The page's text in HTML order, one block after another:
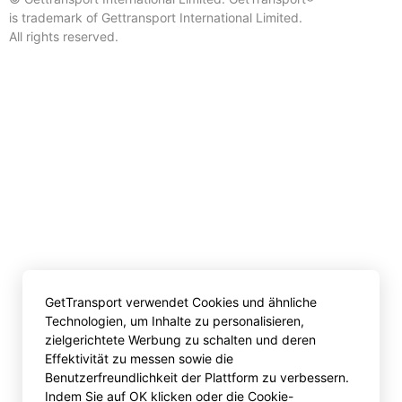
is trademark of Gettransport International Limited.
All rights reserved.
GetTransport verwendet Cookies und ähnliche
Technologien, um Inhalte zu personalisieren,
zielgerichtete Werbung zu schalten und deren
Effektivität zu messen sowie die
Benutzerfreundlichkeit der Plattform zu verbessern.
Indem Sie auf OK klicken oder die Cookie-